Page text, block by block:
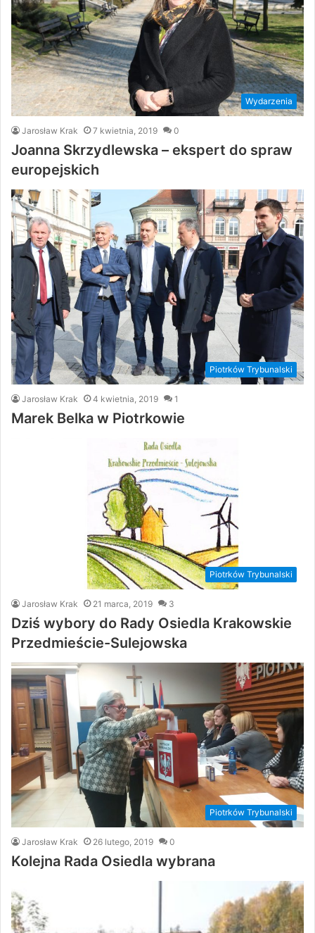
Wydarzenia
Jarosław Krak 7 kwietnia, 2019 0
Joanna Skrzydlewska – ekspert do spraw
europejskich
Piotrków Trybunalski
Jarosław Krak 4 kwietnia, 2019 1
Marek Belka w Piotrkowie
Piotrków Trybunalski
Jarosław Krak 21 marca, 2019 3
Dziś wybory do Rady Osiedla Krakowskie
Przedmieście-Sulejowska
Piotrków Trybunalski
Jarosław Krak 26 lutego, 2019 0
Kolejna Rada Osiedla wybrana